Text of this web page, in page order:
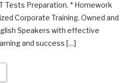
Tests Preparation. * Homework
Corporate Training. Owned and
Speakers with effective
and success […]